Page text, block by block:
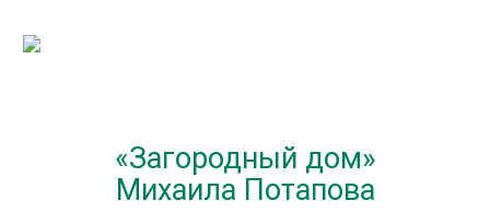
«Загородный дом»
Михаила Потапова